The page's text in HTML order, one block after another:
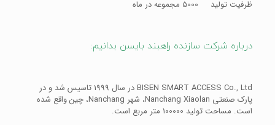
ظرفیت تولید 5000 مجموعه در ماه
درباره شرکت سازنده راهبند بایسن بدانیم:
BISEN SMART ACCESS Co., Ltd در سال 1999 تاسیس شد و در
پارک صنعتی Nanchang Xiaolan، شهر Nanchang، چین واقع شده
است. مساحت تولید 100000 متر مربع است.